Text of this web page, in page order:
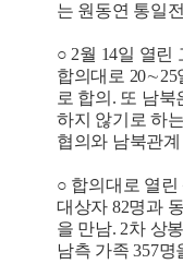
는 원동연 통일
○ 2월 14일 열린
합의대로 20∼25
로 합의. 또 남
하지 않기로 하
협의와 남북관
○ 합의대로 열
대상자 82명과
을 만남. 2차 상
남측 가족 357명